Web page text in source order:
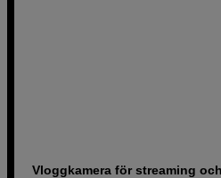
Vloggkamera för streaming